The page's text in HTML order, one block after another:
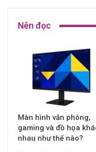
Nên đọc
Màn hình văn phòng,
gaming và đồ họa
nhau như thế nào?